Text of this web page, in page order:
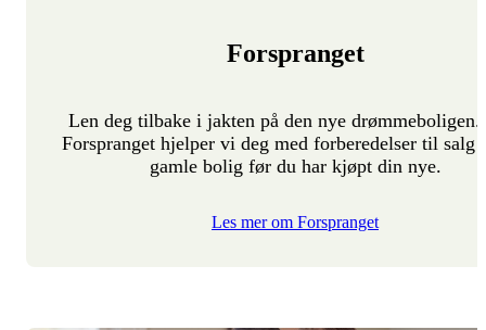
Forspranget
Len deg tilbake i jakten på den nye drømmeboligen.
Forspranget hjelper vi deg med forberedelser til salg
gamle bolig før du har kjøpt din nye.
Les mer om Forspranget